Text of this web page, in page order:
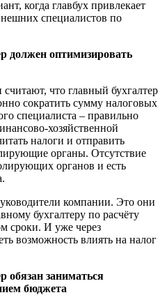
когда главбух привлекает
специалистов по
должен оптимизировать
что главный бухгалтер
сократить сумму налоговых
специалиста – правильно
хозяйственной
налоги и отправить
органы. Отсутствие
органов и есть
компании. Это они
бухгалтеру по расчёту
сроки. И уже через
возможность влиять на налог
заниматься
бюджета